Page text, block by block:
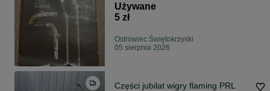
Używane
5 zł
Ostrowiec Świętokrzyski
05 sierpnia 2026
Części jubilat wigry flaming PRL